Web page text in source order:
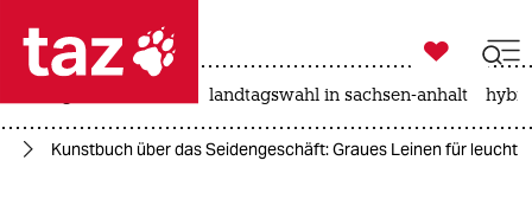
 taz zahl ich
taz zahl ich

taz zahl ich
landtagswahl in sachsen-anhalt
Kunstbuch über das Seidengeschäft: Graues Leinen für